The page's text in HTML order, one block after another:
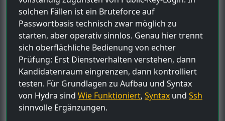
solchen Fällen ist ein Bruteforce auf
Passwortbasis technisch zwar möglich zu
starten, aber operativ sinnlos. Genau hier trennt
sich oberflächliche Bedienung von echter
Prüfung: Erst Dienstverhalten verstehen, dann
Kandidatenraum eingrenzen, dann kontrolliert
testen. Für Grundlagen zu Aufbau und Syntax
von Hydra sind Wie Funktioniert, Syntax und Ssh
sinnvolle Ergänzungen.